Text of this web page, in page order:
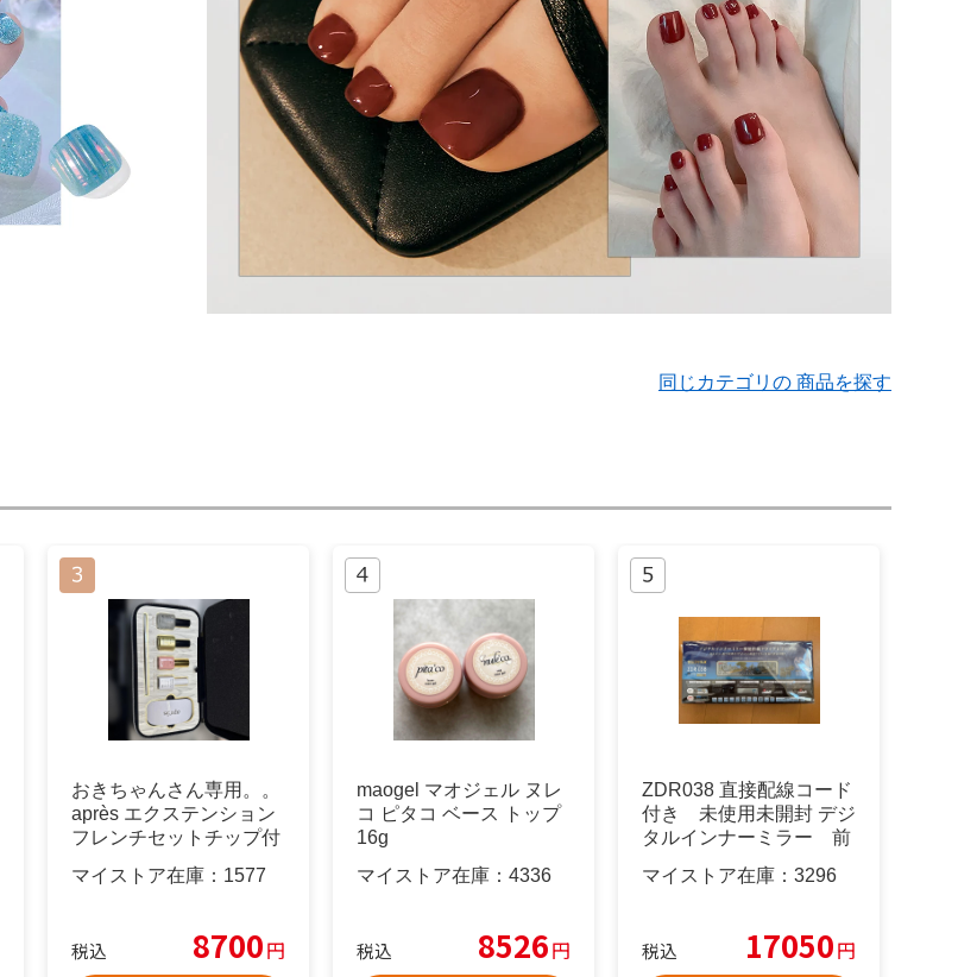
同じカテゴリの 商品を探す
おきちゃんさん専用。。
après エクステンション
フレンチセットチップ付
マイストア在庫： 1577
税込 8700円
maogel マオジェル ヌレ
コ ピタコ ベース トップ
16g
マイストア在庫： 4336
税込 8526円
ZDR038 直接配線コード
付き 未使用未開封 デジ
タルインナーミラー 前
マイストア在庫： 3296
税込 17050円